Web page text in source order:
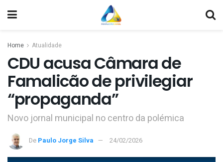
Home Atualidade
CDU acusa Câmara de
Famalicão de privilegiar
“propaganda”
Novo jornal municipal no centro da polémica
De Paulo Jorge Silva 24/02/2026